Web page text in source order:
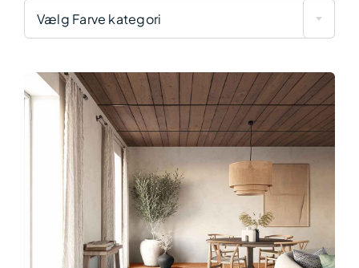
Vælg Farve kategori